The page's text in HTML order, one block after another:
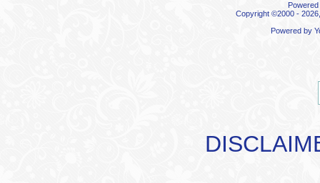
Copyright ©2000 -
Powered by